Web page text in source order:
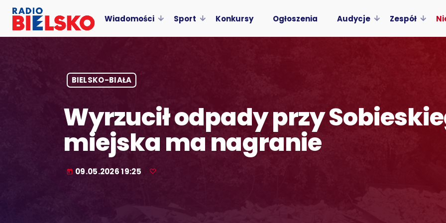
Wiadomości Sport Konkursy Ogłoszenia Audycje Zespół
BIELSKO-BIAŁA
Wyrzucił odpady przy
miejska ma nagranie
today 09.05.2026 19:25